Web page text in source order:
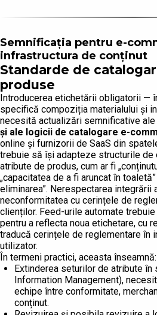
Semnificația pentru e-
infrastructura de conținut
Standarde de
produse
Introducerea etichetării obligatorii —
specifică compoziția materialului și
necesită actualizări semnificative ale
și ale logicii de catalogare e-
online și furnizorii de SaaS din
trebuie să își adapteze structurile de
atribute de produs, cum ar fi
„capacitatea de a fi aruncat în
eliminarea”. Nerespectarea integrării
neconformitatea cu cerințele de
clienților. Feed-urile automate
pentru a reflecta noua etichetare, cu
traducă cerințele de reglementare în
utilizator.
În termeni practici, aceasta înseamnă:
Extinderea seturilor de atribute
Information Management),
echipe între conformitate,
conținut.